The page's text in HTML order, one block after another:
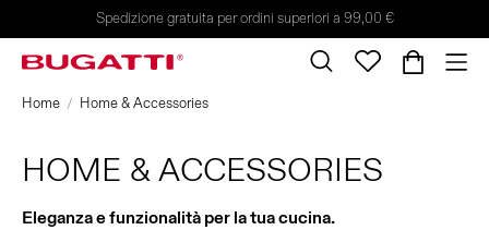
Spedizione gratuita per ordini superiori a 99,00 €
Home Home & Accessories
HOME & ACCESSORIES
Eleganza e funzionalità per la tua cucina.